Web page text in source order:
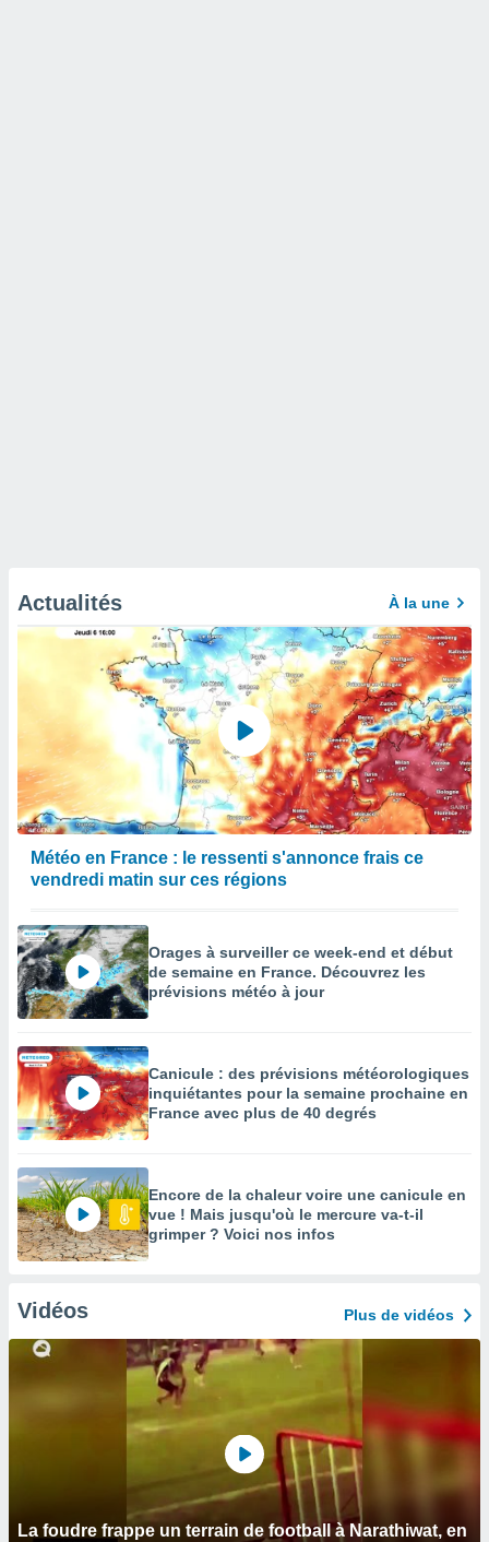
Actualités À la une
Météo en France : le ressenti s'annonce frais ce
vendredi matin sur ces régions
Orages à surveiller ce week-end et début
de semaine en France. Découvrez les
prévisions météo à jour
Canicule : des prévisions météorologiques
inquiétantes pour la semaine prochaine en
France avec plus de 40 degrés
Encore de la chaleur voire une canicule en
vue ! Mais jusqu'où le mercure va-t-il
grimper ? Voici nos infos
Vidéos Plus de vidéos
La foudre frappe un terrain de football à Narathiwat, en